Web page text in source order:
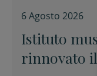
6 Agosto 2026
Istituto
rinnovato